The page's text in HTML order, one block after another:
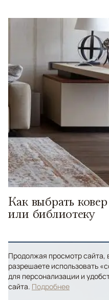
Как выбрать
или библиотеку
Продолжая просмотр сайта,
разрешаете использовать
для персонализации и
сайта. Подробнее